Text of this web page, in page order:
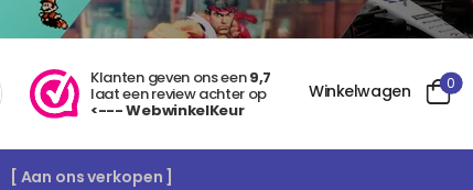
Klanten geven ons een9,7
laat een review achter op
<--- WebwinkelKeur
Winkelwagen 0
[ Aan ons verkopen ]